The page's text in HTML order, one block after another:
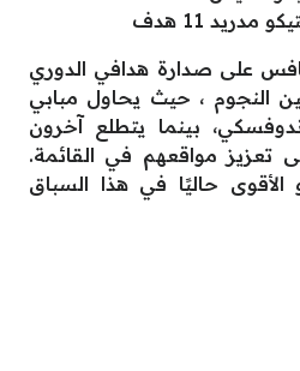
11 هدف
على صدارة هدافي الدوري
النجوم ، حيث يحاول مبابي
بينما يتطلع آخرون
تعزيز مواقعهم في القائمة.
الأقوى حاليًا في هذا السباق